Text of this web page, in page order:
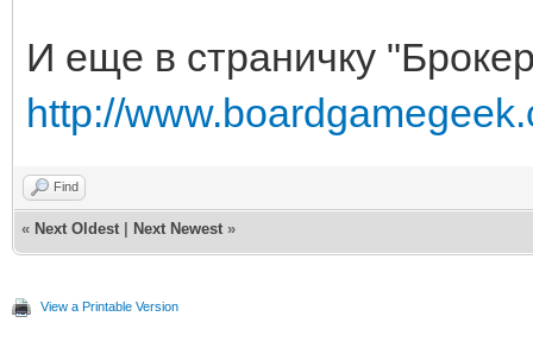
И еще в страничку
http://
Find
« Next Oldest Next Newest »
View a Printable Version